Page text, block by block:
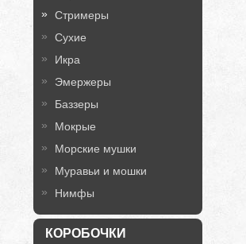
Стримеры
Сухие
Икра
Эмержеры
Баззеры
Мокрые
Морские мушки
Муравьи и мошки
Нимфы
КОРОБОЧКИ